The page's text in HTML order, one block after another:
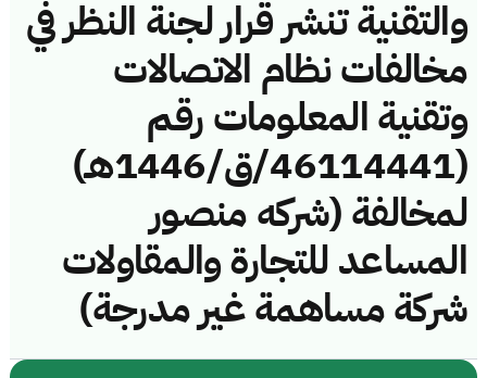
والتقنية تنشر قرار لجنة النظر في
مخالفات نظام الاتصالات
وتقنية المعلومات رقم
(46114441/ق/1446هـ)
لمخالفة (شركه منصور
المساعد للتجارة والمقاولات
شركة مساهمة غير مدرجة)